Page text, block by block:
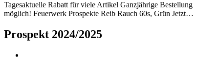
Tagesaktuelle Rabatt für viele Artikel Ganzjährige Bestellung
möglich! Feuerwerk Prospekte Reib Rauch 60s, Grün Jetzt…
Prospekt 2024/2025